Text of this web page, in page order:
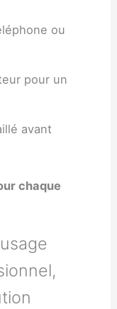
ou
pour un
avant
chaque